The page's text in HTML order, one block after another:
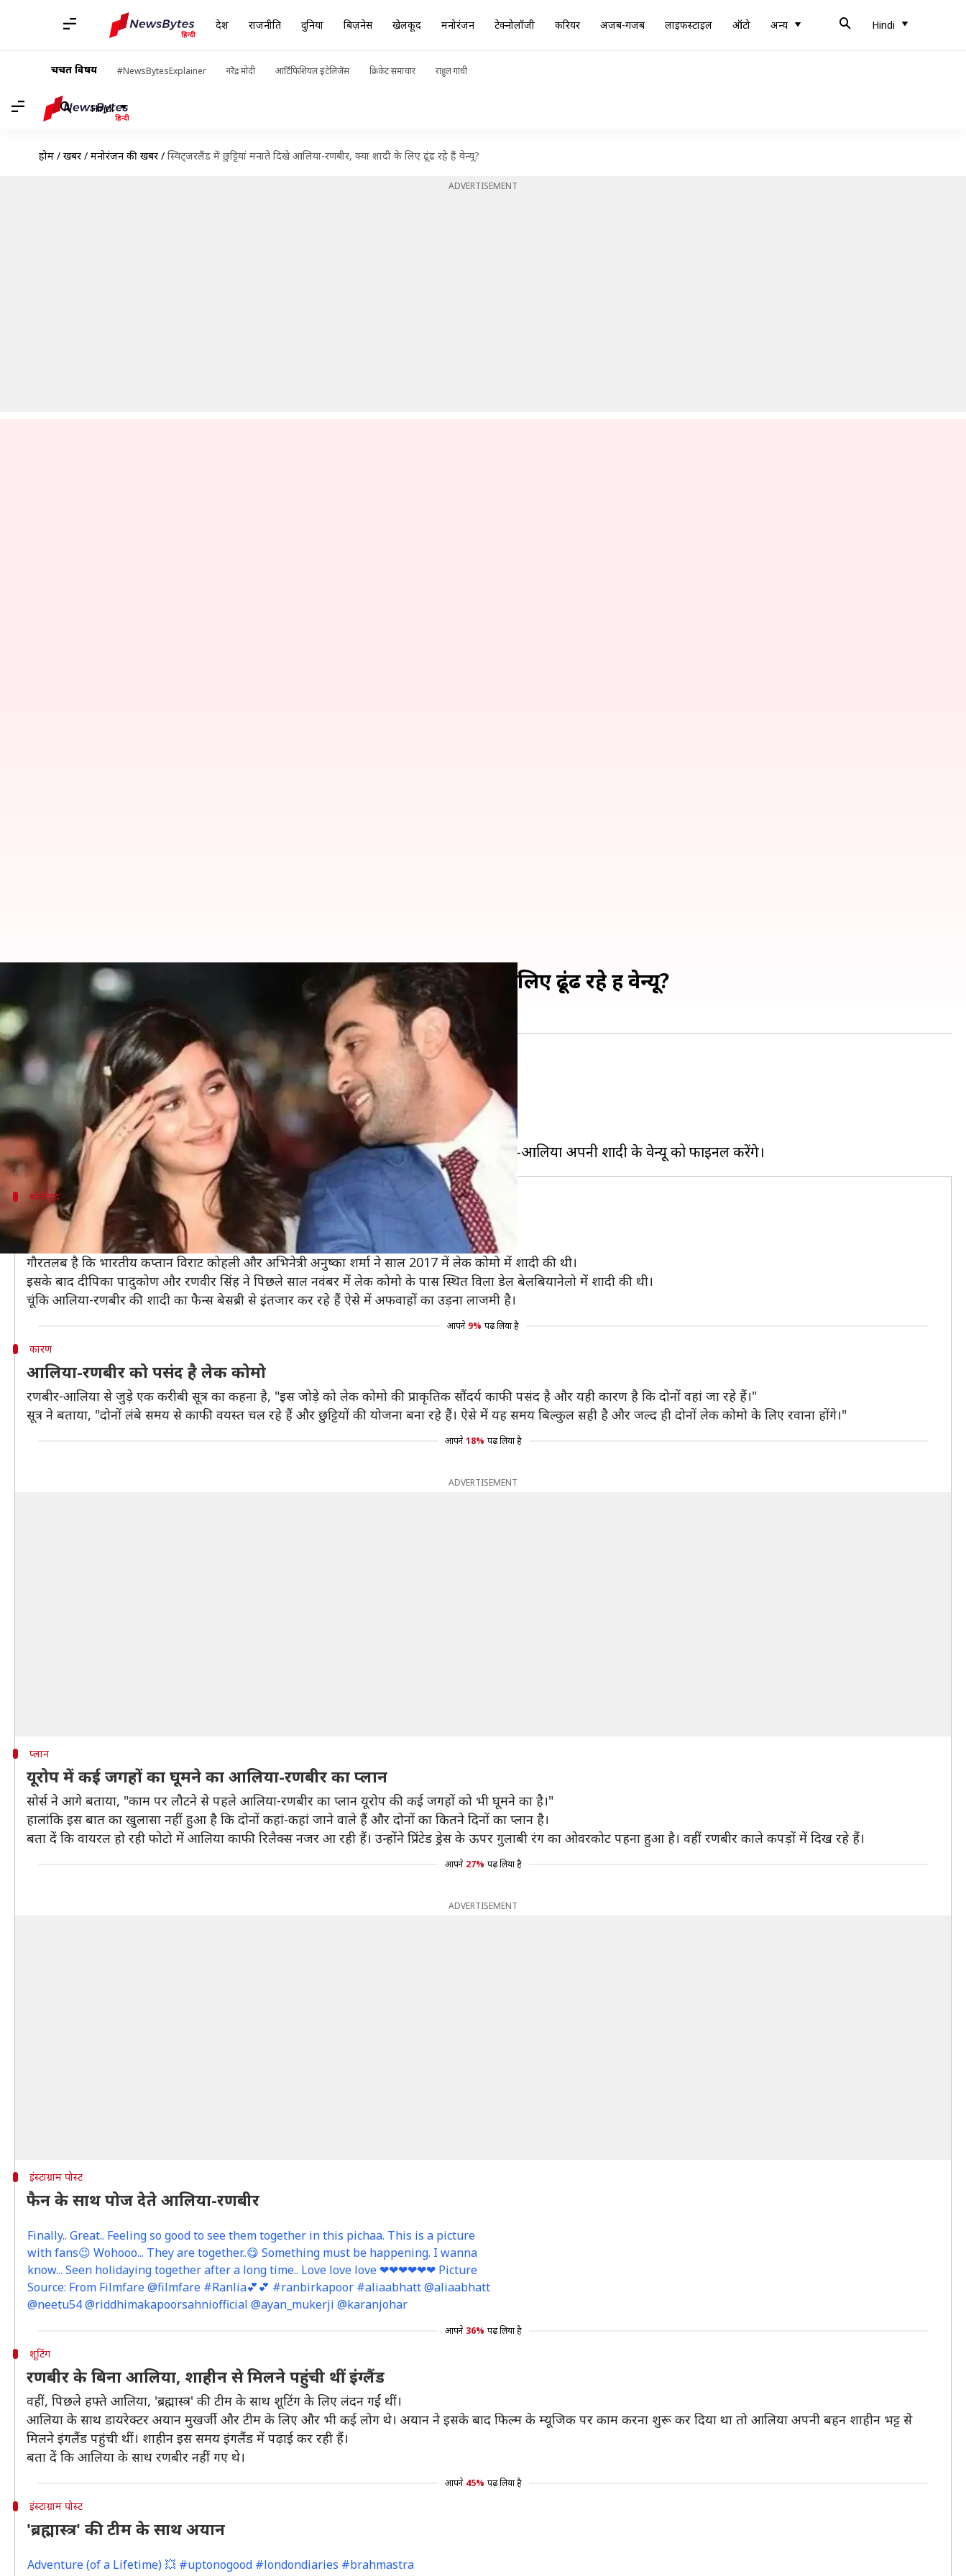
देश राजनीति दुनिया बिज़नेस खेलकूद मनोरंजन टेक्नोलॉजी करियर अजब-गजब लाइफस्टाइल ऑटो अन्य Hindi
चर्चित विषय #NewsBytesExplainer नरेंद्र मोदी आर्टिफिशियल इंटेलिजेंस क्रिकेट समाचार राहुल गांधी
Hindi
होम / खबरें / मनोरंजन की खबरें / स्विट्जरलैंड में छुट्टियां मनाते दिखे आलिया-रणबीर, क्या शादी के लिए ढूंढ रहे हैं वेन्यू?
ADVERTISEMENT
स्विट्जरलैंड में छुट्टियां मनाते दिखे आलिया-रणबीर, क्या शादी के लिए ढूंढ रहे हैं वेन्यू?
लेखन 03:14 pm
क्या है खबर?
अभिनेत्री आलिया भट्ट के बारे में खबरें हैं कि वह इन दिनों रणबीर कपूर को डेट कर रहीं हैं।
रणबीर-आलिया एक साथ अक्सर स्पॉट होते रहते हैं।
इन दिनों ये जोड़ा स्विट्जरलैंड में छुट्टियां मना रहा है।
छुट्टियां मनाते दोनों की तस्वीरें सोशल मीडिया पर वायरल हो रही हैं।
बॉलीवुड
लेक कोमो में हुई थी दीपवीर, विरुष्का की शादी
लेक कोमो दीपवीर और विरुष्का की शादी के बाद और भी ज्यादा फेमस हो गया है।
गौरतलब है कि भारतीय कप्तान विराट कोहली और अभिनेत्री अनुष्का शर्मा ने साल 2017 में लेक कोमो में शादी की थी।
इसके बाद दीपिका पादुकोण और रणवीर सिंह ने पिछले साल नवंबर में लेक कोमो के पास स्थित विला डेल बेलबियानेलो में शादी की थी।
चूंकि आलिया-रणबीर की शादी का फैन्स बेसब्री से इंतजार कर रहे हैं ऐसे में अफवाहों का उड़ना लाजमी है।
आपने 9% पढ़ लिया है
कारण
आलिया-रणबीर को पसंद है लेक कोमो
रणबीर-आलिया से जुड़े एक करीबी सूत्र का कहना है, "इस जोड़े को लेक कोमो की प्राकृतिक सौंदर्य काफी पसंद है और यही कारण है कि दोनों वहां जा रहे हैं।"
सूत्र ने बताया, "दोनों लंबे समय से काफी वयस्त चल रहे हैं और छुट्टियों की योजना बना रहे हैं। ऐसे में यह समय बिल्कुल सही है और जल्द ही दोनों लेक कोमो के लिए रवाना होंगे।"
आपने 18% पढ़ लिया है
ADVERTISEMENT
प्लान
यूरोप में कई जगहों का घूमने का आलिया-रणबीर का प्लान
सोर्स ने आगे बताया, "काम पर लौटने से पहले आलिया-रणबीर का प्लान यूरोप की कई जगहों को भी घूमने का है।"
हालांकि इस बात का खुलासा नहीं हुआ है कि दोनों कहां-कहां जाने वाले हैं और दोनों का कितने दिनों का प्लान है।
बता दें कि वायरल हो रही फोटो में आलिया काफी रिलैक्स नजर आ रही हैं। उन्होंने प्रिंटेड ड्रेस के ऊपर गुलाबी रंग का ओवरकोट पहना हुआ है। वहीं रणबीर काले कपड़ों में दिख रहे हैं।
आपने 27% पढ़ लिया है
ADVERTISEMENT
इंस्टाग्राम पोस्ट
फैन के साथ पोज देते आलिया-रणबीर
Finally.. Great.. Feeling so good to see them together in this pichaa. This is a picture
with fans😉 Wohooo... They are together..😋 Something must be happening. I wanna
know... Seen holidaying together after a long time.. Love love love ❤❤❤❤❤❤ Picture
Source: From Filmfare @filmfare #Ranlia💕💕 #ranbirkapoor #aliaabhatt @aliaabhatt
@neetu54 @riddhimakapoorsahniofficial @ayan_mukerji @karanjohar
आपने 36% पढ़ लिया है
शूटिंग
रणबीर के बिना आलिया, शाहीन से मिलने पहुंची थीं इंग्लैंड
वहीं, पिछले हफ्ते आलिया, 'ब्रह्मास्त्र' की टीम के साथ शूटिंग के लिए लंदन गईं थीं।
आलिया के साथ डायरेक्टर अयान मुखर्जी और टीम के लिए और भी कई लोग थे। अयान ने इसके बाद फिल्म के म्यूजिक पर काम करना शुरू कर दिया था तो आलिया अपनी बहन शाहीन भट्ट से
मिलने इंगलैंड पहुंची थीं। शाहीन इस समय इंगलैंड में पढ़ाई कर रही हैं।
बता दें कि आलिया के साथ रणबीर नहीं गए थे।
आपने 45% पढ़ लिया है
इंस्टाग्राम पोस्ट
'ब्रह्मास्त्र' की टीम के साथ अयान
Adventure (of a Lifetime) 💥 #uptonogood #londondiaries #brahmastra